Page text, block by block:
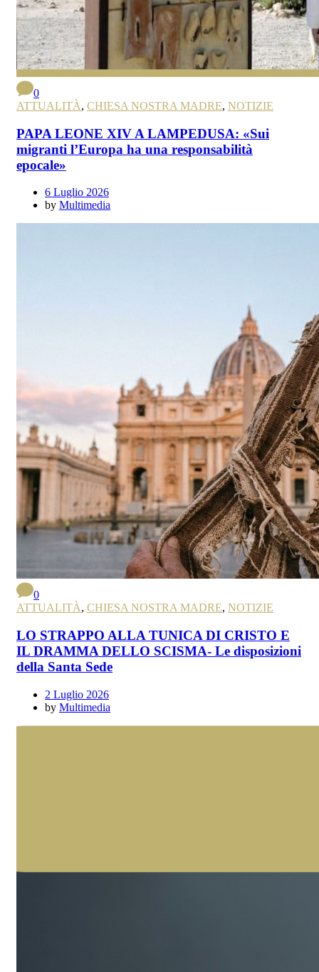
0
ATTUALITÀ, CHIESA NOSTRA MADRE, NOTIZIE
PAPA LEONE XIV A LAMPEDUSA: «Sui
migranti l’Europa ha una responsabilità
epocale»
6 Luglio 2026
by Multimedia
0
ATTUALITÀ, CHIESA NOSTRA MADRE, NOTIZIE
LO STRAPPO ALLA TUNICA DI CRISTO E
IL DRAMMA DELLO SCISMA- Le disposizioni
della Santa Sede
2 Luglio 2026
by Multimedia